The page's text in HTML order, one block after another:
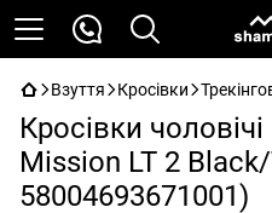
Взуття Кросівки
Кросівки
Mission LT 2
58004693671001)